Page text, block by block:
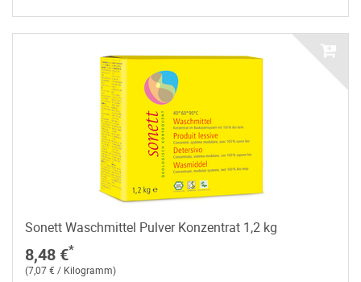
Sonett Waschmittel Pulver Konzentrat 1,2 kg
8,48 €*
(7,07 € / Kilogramm)